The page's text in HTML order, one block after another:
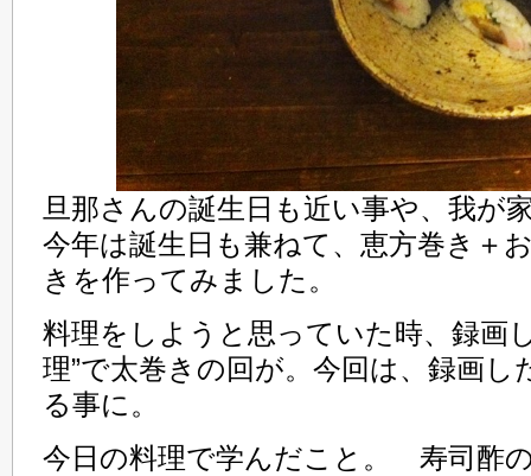
旦那さんの誕生日も近い事や、我が
今年は誕生日も兼ねて、恵方巻き＋
きを作ってみました。
料理をしようと思っていた時、録画
理”で太巻きの回が。今回は、録画し
る事に。
今日の料理で学んだこと。 寿司酢